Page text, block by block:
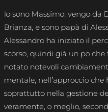
Io sono Massimo, vengo da
Brianza, e sono papà di
Alessandro ha iniziato il
scorso, quindi già un po
notato notevoli
mentale, nell’approccio che
soprattutto nella gestione
veramente, o meglio,